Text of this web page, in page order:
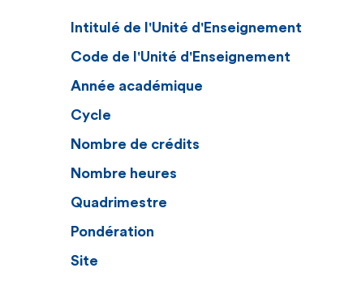
Intitulé de l'Unité d'Enseignement
Code de l'Unité d'Enseignement
Année académique
Cycle
Nombre de crédits
Nombre heures
Quadrimestre
Pondération
Site